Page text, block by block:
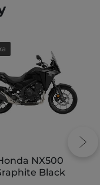
NX500
Black